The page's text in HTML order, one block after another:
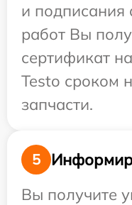
и
работ Вы
сертификат
Testo сроком
запчасти.
5
Вы получите